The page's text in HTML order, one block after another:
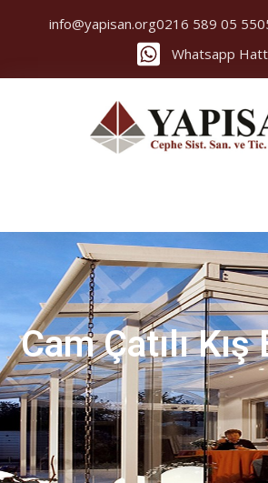
info@yapisan.org0216 589 05 55
Whatsapp
Cam Çatılı